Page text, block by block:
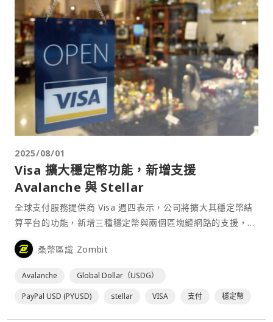
2025/08/01
Visa 擴大穩定幣功能，新增支援
Avalanche 與 Stellar
全球支付服務提供商 Visa 週四表示，公司將擴大其穩定幣結
算平台的功能，新增三種穩定幣與兩個區塊鏈網路的支援，以
桑幣區識 Zombit
Avalanche
Global Dollar（USDG）
PayPal USD (PYUSD)
stellar VISA 支付 穩定幣